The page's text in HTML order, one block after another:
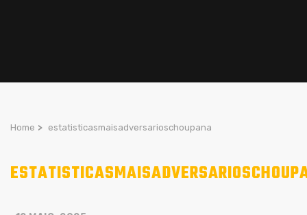
Home > estatisticasmaisadversarioschoupana